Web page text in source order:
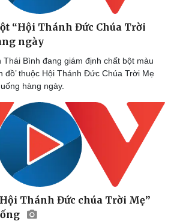
“Hội Thánh Đức Chúa Trời
ngày
Thái Bình đang giám định chất bột màu
đồ’ thuộc Hội Thánh Đức Chúa Trời Mẹ
hàng ngày.
Thánh Đức chúa Trời Mẹ”